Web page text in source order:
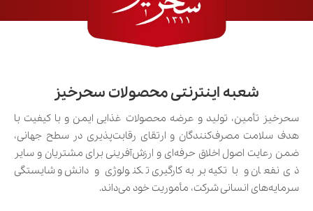
شعبه اینترنتی محصولات سحرخیز
سحرخیز تأمین، تولید و عرضه محصولات غذایی ایمن و با کیفیت با
هدف سلامت مصرف‌کنندگان و ارتقای رقابت‌پذیری در سطح جهانی،
ضمن رعایت اصول اخلاق حرفه‌ای و ارزش‌آفرینی برای مشتریان و سایر
ذی‌نفعان و با تکیه بر به‌کارگیری تکنولوژی و دانش و شایستگی
سرمایه‌های انسانی شرکت، مأموریت خود می‌داند.